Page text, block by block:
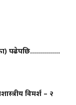
पढेपछि...............
विमर्श – २